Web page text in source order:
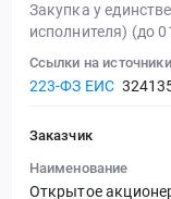
Закупка у
исполнителя) (до
Ссылки на источники
223-ФЗ ЕИС
Заказчик
Наименование
Открытое